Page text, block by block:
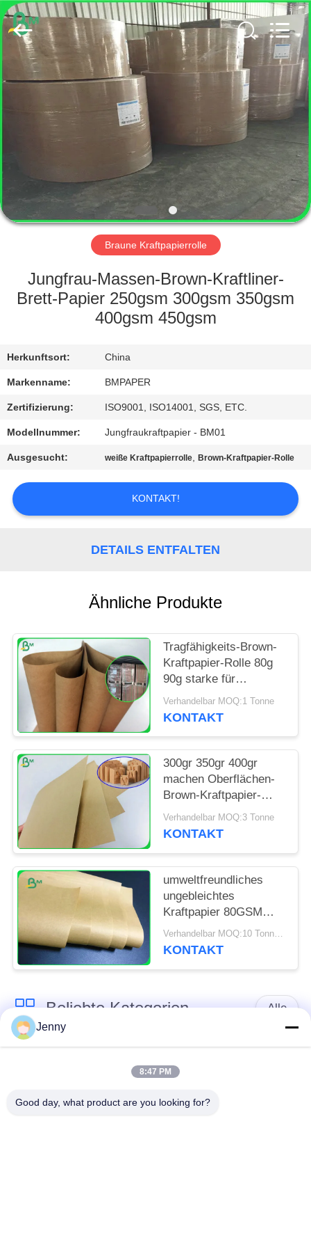
HAUS
PRODUKTE
UNS
FABRIK-
AUSFLUG
QUALITÄTSKONTROLLE
SIE
MIT
UNS
IN
VERBINDUNG
NACHRICHTEN
PRIVACY
POLICY
BMPAPER
CO.,
LTD..
Rights
Reserved.
Braune Kraftpapierrolle
Jungfrau-Massen-Brown-Kraftliner-
Brett-Papier 250gsm 300gsm 350gsm
400gsm 450gsm
Herkunftsort: China
Markenname: BMPAPER
Zertifizierung: ISO9001, ISO14001, SGS, ETC.
Modellnummer: Jungfraukraftpapier - BM01
Ausgesucht: weiße Kraftpapierrolle,Brown-Kraftpapier-Rolle
KONTAKT!
DETAILS ENTFALTEN
Ähnliche Produkte
Tragfähigkeits-Brown-
Kraftpapier-Rolle 80g
90g starke für
Schultaschen-Tasche
Verhandelbar MOQ:1 Tonne
KONTAKT
300gr 350gr 400gr
machen Oberflächen-
Brown-Kraftpapier-
Rolle im Spulen-Paket
glatt
Verhandelbar MOQ:3 Tonne
KONTAKT
umweltfreundliches
ungebleichtes
Kraftpapier 80GSM
120GSM für
Lebensmittelverpackungen
Verhandelbar MOQ:10 Tonne für Sondergröße u. 1 Tonnen für Standardgröße
KONTAKT
Beliebte Kategorien Alle
Kraftpapierrolle
Jenny
8:47 PM
Good day, what product are you looking for?